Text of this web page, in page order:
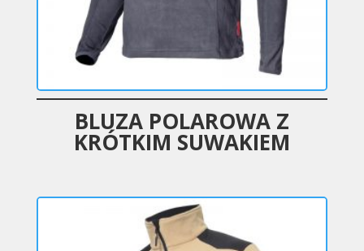
BLUZA POLAROWA Z
KRÓTKIM SUWAKIEM